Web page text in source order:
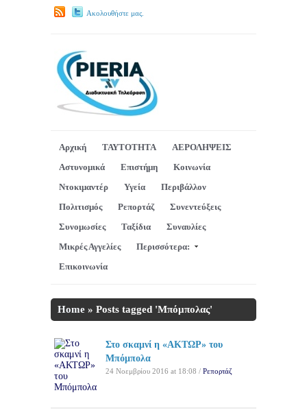
Ακολουθήστε μας.
Αρχική ΤΑΥΤΟΤΗΤΑ
ΑΕΡΟΛΗΨΕΙΣ
Αστυνομικά
Επιστήμη
Κοινωνία
Ντοκιμαντέρ
Υγεία
Περιβάλλον
Πολιτισμός
Ρεπορτάζ
Συνεντεύξεις
Συνομωσίες
Ταξίδια
Συναυλίες
Μικρές Αγγελίες
Περισσότερα:
Επικοινωνία
Home » Posts tagged 'Μπόμπολας'
Στο σκαμνί η «ΑΚΤΩΡ» του
Μπόμπολα
24 Νοεμβρίου 2016 at 18:08 / Ρεπορτάζ